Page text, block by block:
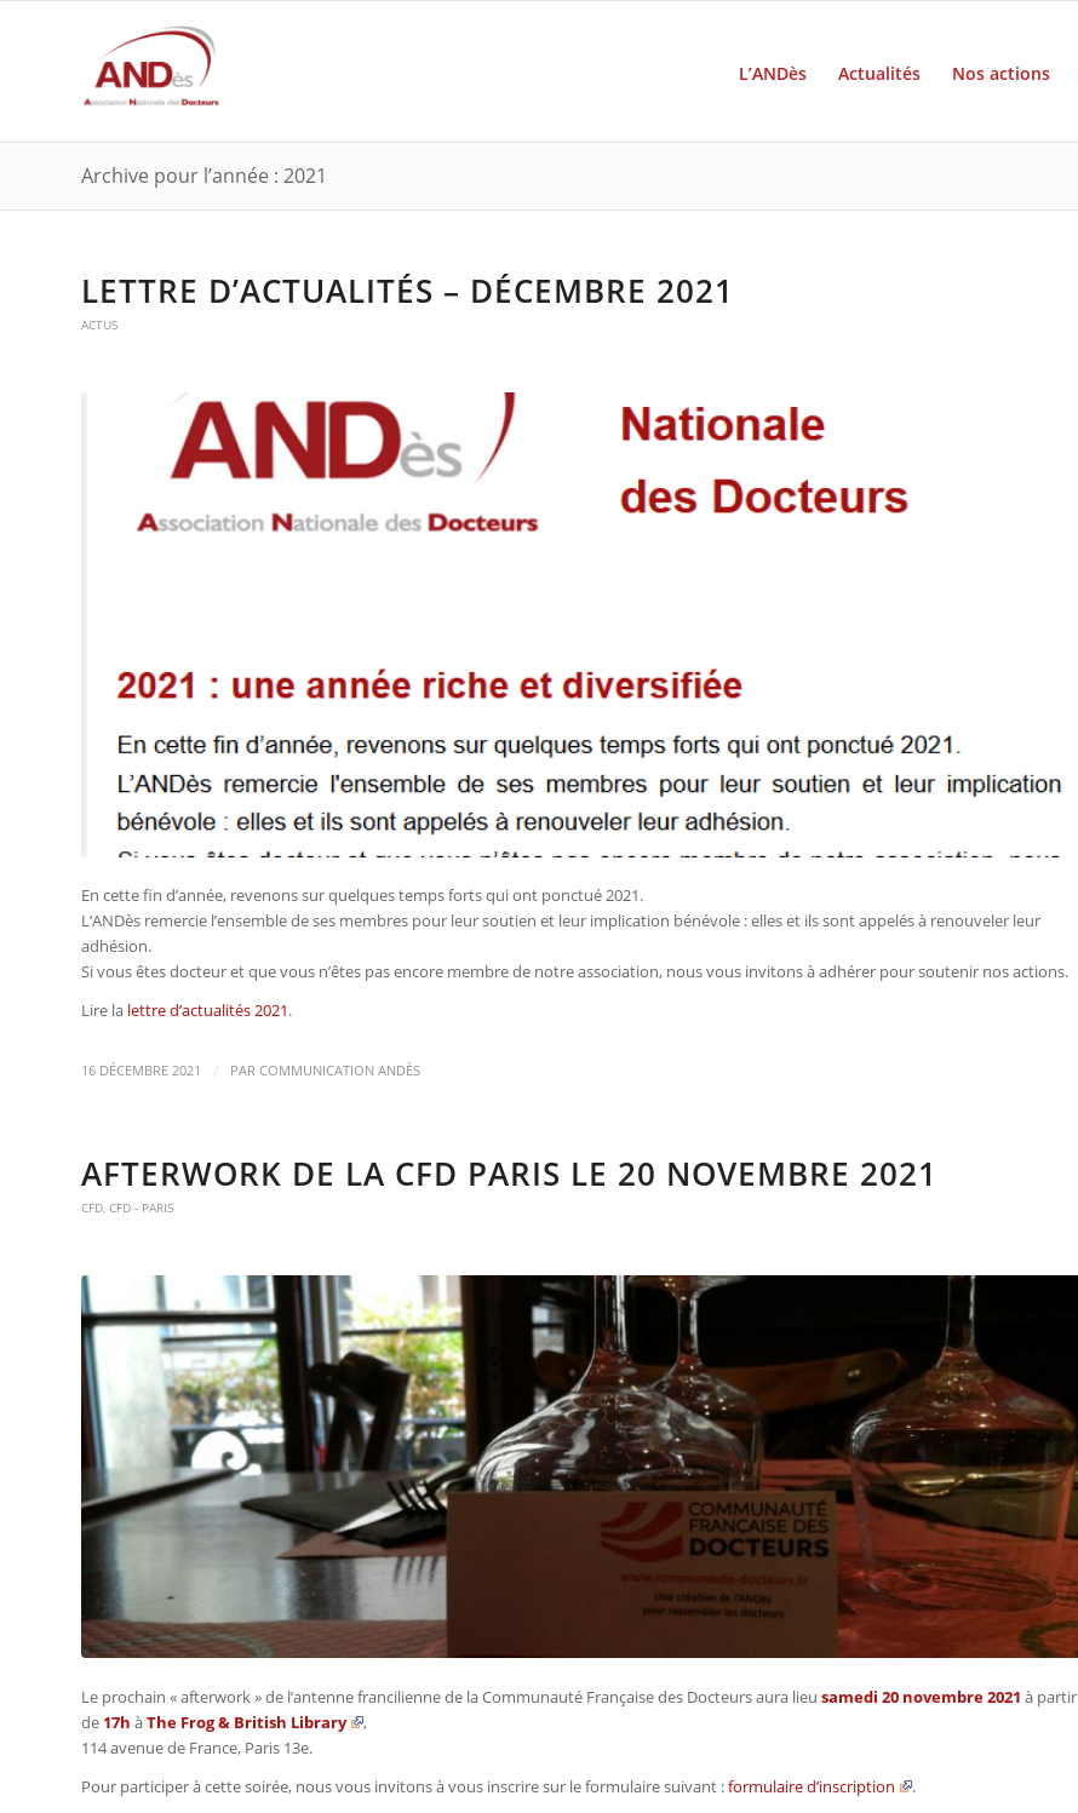
L’ANDès Actualités Nos actions
Archive pour l’année : 2021
LETTRE D’ACTUALITÉS – DÉCEMBRE 2021
ACTUS
En cette fin d’année, revenons sur quelques temps forts qui ont ponctué 2021.
L’ANDès remercie l’ensemble de ses membres pour leur soutien et leur implication bénévole : elles et ils sont appelés à renouveler leur
adhésion.
Si vous êtes docteur et que vous n’êtes pas encore membre de notre association, nous vous invitons à adhérer pour soutenir nos actions.
Lire la lettre d’actualités 2021.
16 DÉCEMBRE 2021 / PAR COMMUNICATION ANDÈS
AFTERWORK DE LA CFD PARIS LE 20 NOVEMBRE 2021
CFD, CFD - PARIS
Le prochain « afterwork » de l’antenne francilienne de la Communauté Française des Docteurs aura lieu samedi 20 novembre 2021 à partir
de 17h àThe Frog & British Library
,
114 avenue de France, Paris 13e.
Pour participer à cette soirée, nous vous invitons à vous inscrire sur le formulaire suivant :formulaire d’inscription .